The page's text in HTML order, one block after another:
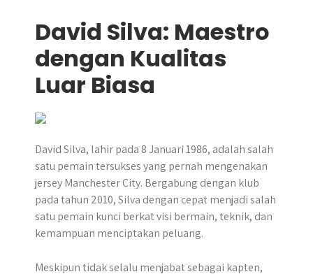
David Silva: Maestro
dengan Kualitas
Luar Biasa
David Silva, lahir pada 8 Januari 1986, adalah salah
satu pemain tersukses yang pernah mengenakan
jersey Manchester City. Bergabung dengan klub
pada tahun 2010, Silva dengan cepat menjadi salah
satu pemain kunci berkat visi bermain, teknik, dan
kemampuan menciptakan peluang.
Meskipun tidak selalu menjabat sebagai kapten,